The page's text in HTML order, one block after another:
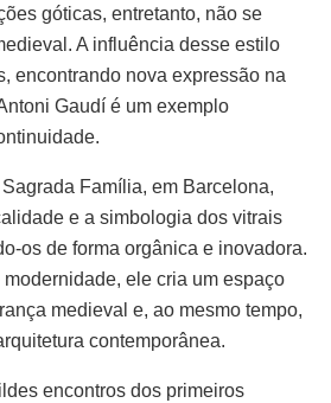
góticas, entretanto, não se
A influência desse estilo
encontrando nova expressão na
Gaudí é um exemplo
Família, em Barcelona,
e a simbologia dos vitrais
os de forma orgânica e inovadora.
ele cria um espaço
medieval e, ao mesmo tempo,
contemporânea.
encontros dos primeiros